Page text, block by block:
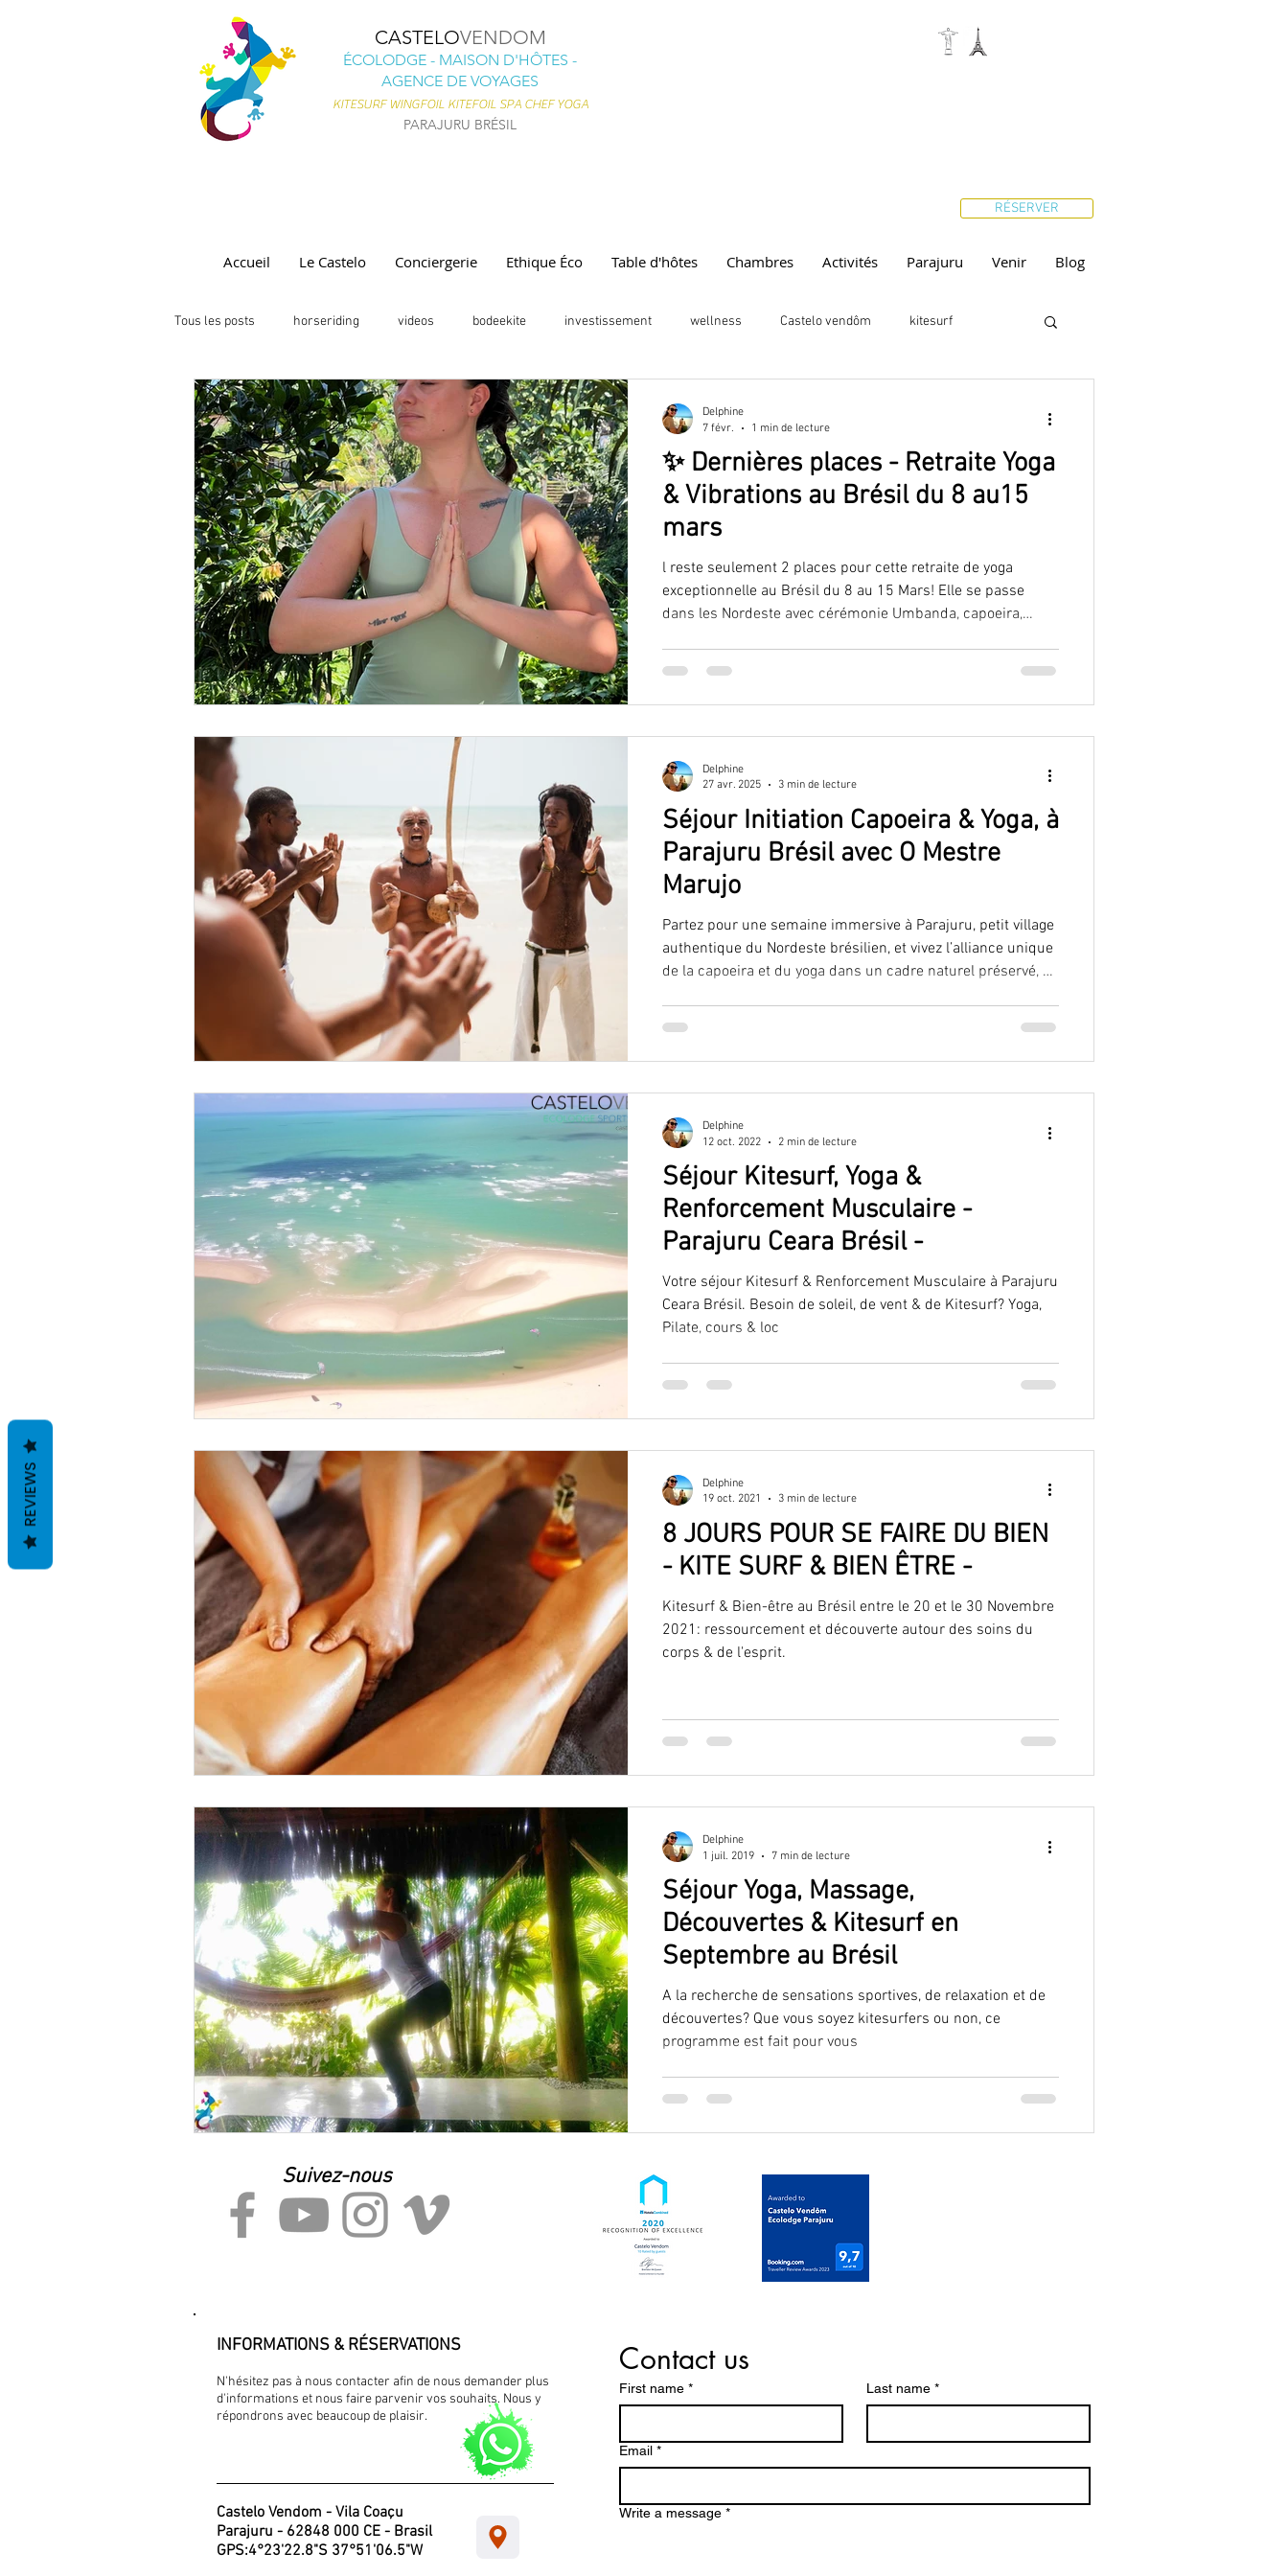
CASTELOVENDOM
ÉCOLODGE - MAISON D'HÔTES -
AGENCE DE VOYAGES
KITESURFWINGFOIL KITEFOIL SPA CHEF YOGA
PARAJURU BRÉSIL
RÉSERVER
Accueil Le Castelo Conciergerie Ethique Éco Table d'hôtes Chambres Activités Parajuru Venir Blog
Tous les posts horseriding videos bodeekite investissement wellness Castelo vendôm kitesurf
Castelo vendôm Parajuru ecology discovers kitesurf
Equitation Conseils Blog VLOG découverte capoeira✨ Dernières places - Retraite Yoga
& Vibrations au Brésil du 8 au15
mars
l reste seulement 2 places pour cette retraite de yoga
exceptionnelle au Brésil du 8 au 15 Mars! Elle se passe
dans les Nordeste avec cérémonie Umbanda, capoeira,
cette expérience !! Mon Wa : +55 85 987 616263
Delphine
7 févr.
1 min de lecture
Séjour Initiation Capoeira & Yoga, à
Parajuru Brésil avec O Mestre
Marujo
Partez pour une semaine immersive à Parajuru, petit village
authentique du Nordeste brésilien, et vivez l’alliance unique
de la capoeira et du yoga dans un cadre naturel préservé, au
profitant des bienfaits du yoga, de la gastronomie locale et
Delphine
27 avr. 2025
3 min de lecture
Séjour Kitesurf, Yoga &
Renforcement Musculaire -
Parajuru Ceara Brésil -
Votre séjour Kitesurf & Renforcement Musculaire à Parajuru
Ceara Brésil. Besoin de soleil, de vent & de Kitesurf? Yoga,
Pilate, cours & loc
Delphine
12 oct. 2022
2 min de lecture
8 JOURS POUR SE FAIRE DU BIEN
- KITE SURF & BIEN ÊTRE -
Kitesurf & Bien-être au Brésil entre le 20 et le 30 Novembre
2021: ressourcement et découverte autour des soins du
corps & de l'esprit.
Delphine
19 oct. 2021
3 min de lecture
Séjour Yoga, Massage,
Découvertes & Kitesurf en
Septembre au Brésil
A la recherche de sensations sportives, de relaxation et de
découvertes? Que vous soyez kitesurfers ou non, ce
programme est fait pour vous
Delphine
1 juil. 2019
7 min de lecture
Suivez-nous
INFORMATIONS & RÉSERVATIONS
N'hésitez pas à nous contacter afin de nous demander plus
d'informations et nous faire parvenir vos souhaits. Nous y
répondrons avec beaucoup de plaisir.
Castelo Vendom - Vila Coaçu
Parajuru - 62848 000 CE - Brasil
GPS:4°23'22.8"S 37°51'06.5"W
Contact us
First name * Last name *
Email *
Write a message *
REVIEWS